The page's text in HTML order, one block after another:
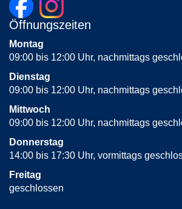
Öffnungszeiten
Montag
09:00 bis 12:00 Uhr, nachmittags
Dienstag
09:00 bis 12:00 Uhr, nachmittags
Mittwoch
09:00 bis 12:00 Uhr, nachmittags
Donnerstag
14:00 bis 17:30 Uhr, vormittags
Freitag
geschlossen